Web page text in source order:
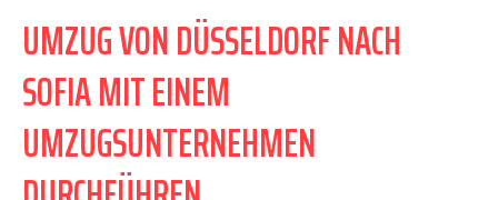
UMZUG VON DÜSSELDORF NACH
SOFIA MIT EINEM
UMZUGSUNTERNEHMEN